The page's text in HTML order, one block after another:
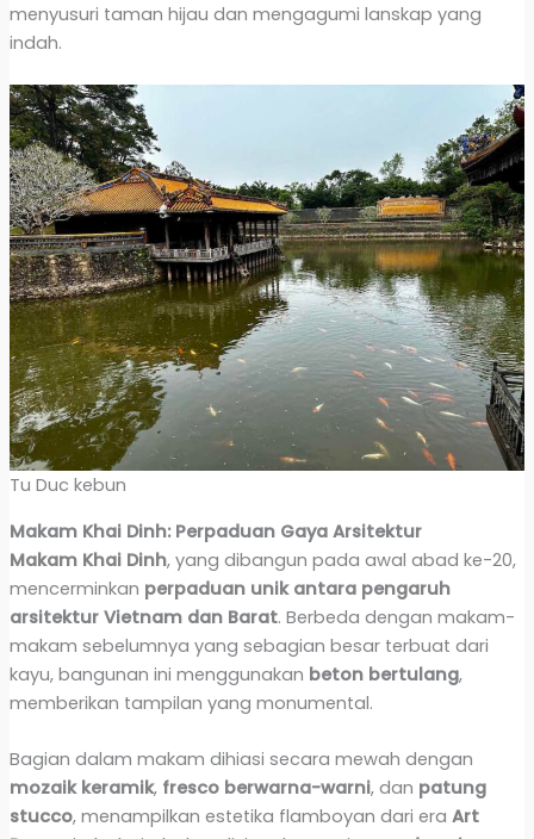
menyusuri taman hijau dan mengagumi lanskap yang
indah.
Tu Duc kebun
Makam Khai Dinh: Perpaduan Gaya Arsitektur
Makam Khai Dinh, yang dibangun pada awal abad ke-20,
mencerminkan perpaduan unik antara pengaruh
arsitektur Vietnam dan Barat. Berbeda dengan makam-
makam sebelumnya yang sebagian besar terbuat dari
kayu, bangunan ini menggunakan beton bertulang,
memberikan tampilan yang monumental.
Bagian dalam makam dihiasi secara mewah dengan
mozaik keramik, fresco berwarna-warni, dan patung
stucco, menampilkan estetika flamboyan dari era Art